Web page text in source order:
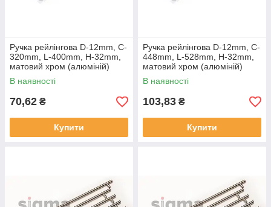
Ручка рейлінгова D-12mm, C-
320mm, L-400mm, H-32mm,
матовий хром (алюміній)
В наявності
70,62 ₴
Купити
Ручка рейлінгова D-12mm, C-
448mm, L-528mm, H-32mm,
матовий хром (алюміній)
В наявності
103,83 ₴
Купити